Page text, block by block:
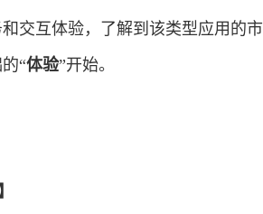
交互体验，了解到该类型应用的市
“体验”开始。